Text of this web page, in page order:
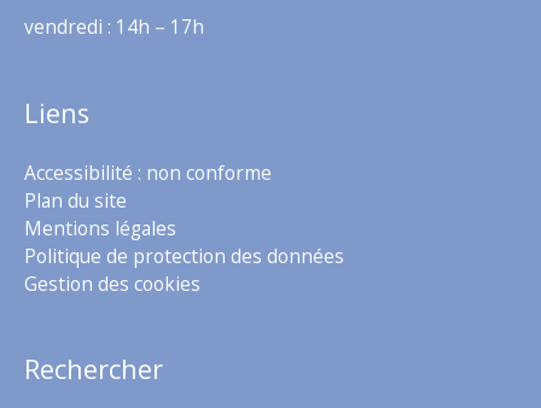
vendredi : 14h – 17h
Liens
Accessibilité : non conforme
Plan du site
Mentions légales
Politique de protection des données
Gestion des cookies
Rechercher